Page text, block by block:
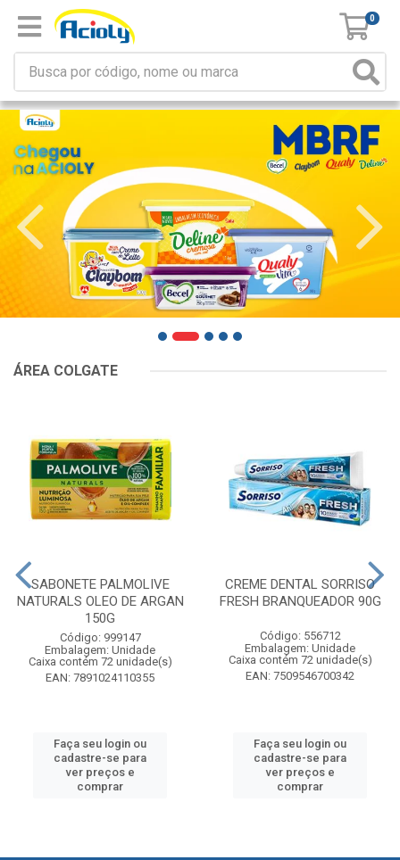
0
ÁREA COLGATE
SABONETE PALMOLIVE
NATURALS OLEO DE ARGAN
150G
Código: 999147
Embalagem: Unidade
Caixa contém 72 unidade(s)
EAN: 7891024110355
Faça seu login ou
cadastre-se para
ver preços e
comprar
CREME DENTAL SORRISO
FRESH BRANQUEADOR 90G
Código: 556712
Embalagem: Unidade
Caixa contém 72 unidade(s)
EAN: 7509546700342
Faça seu login ou
cadastre-se para
ver preços e
comprar